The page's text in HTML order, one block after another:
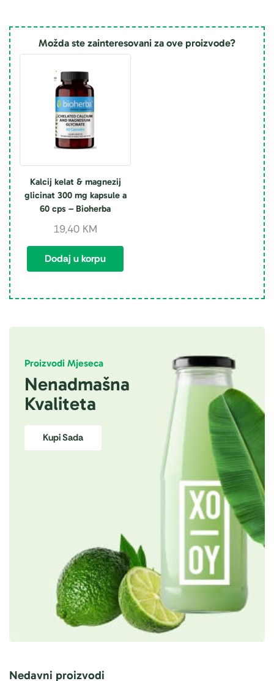
Možda ste zainteresovani za ove proizvode?
Kalcij kelat & magnezij
glicinat 300 mg kapsule a
60 cps – Bioherba
19,40 KM
Dodaj u korpu
Proizvodi Mjeseca
Nenadmašna
Kvaliteta
Kupi Sada
Nedavni proizvodi